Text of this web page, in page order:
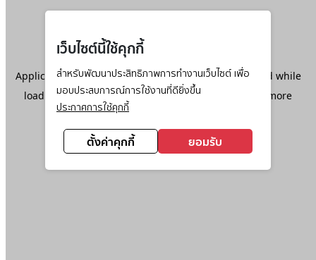
เว็บไซต์นี้ใช้คุกกี้
สำหรับพัฒนาประสิทธิภาพการทำงานเว็บไซต์ เพื่อ
มอบประสบการณ์การใช้งานที่ดียิ่งขึ้น
ประกาศการใช้คุกกี้
ตั้งค่าคุกกี้ ยอมรับ
Application error: aclient-side exception has occurred while
loadingwww.ktc.co.th(see the browser console
for more
information).